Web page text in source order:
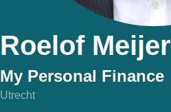
Roelof Meijer
My Personal Finance
Utrecht